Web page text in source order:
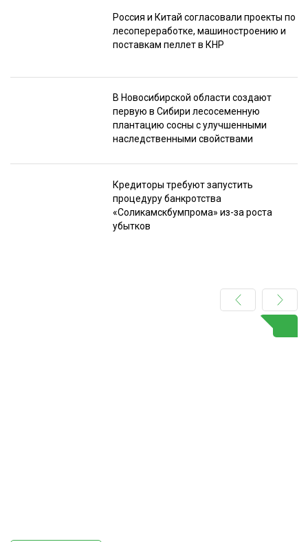
Россия и Китай согласовали проекты по
лесопереработке, машиностроению и
поставкам пеллет в КНР
В Новосибирской области создают
первую в Сибири лесосеменную
плантацию сосны с улучшенными
наследственными свойствами
Кредиторы требуют запустить
процедуру банкротства
«Соликамскбумпрома» из-за роста
убытков